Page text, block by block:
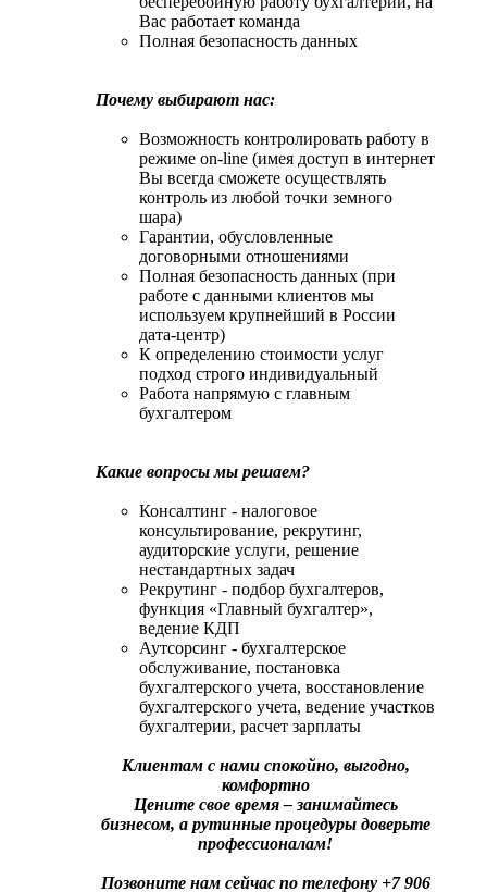
Вас работает команда
Полная безопасность данных
Почему выбирают нас:
Возможность контролировать работу в
режиме on-line (имея доступ в интернет
Вы всегда сможете осуществлять
контроль из любой точки земного
шара)
Гарантии, обусловленные
договорными отношениями
Полная безопасность данных (при
работе с данными клиентов мы
используем крупнейший в России
дата-центр)
К определению стоимости услуг
подход строго индивидуальный
Работа напрямую с главным
бухгалтером
Какие вопросы мы решаем?
Консалтинг - налоговое
консультирование, рекрутинг,
аудиторские услуги, решение
нестандартных задач
Рекрутинг - подбор бухгалтеров,
функция «Главный бухгалтер»,
ведение КДП
Аутсорсинг - бухгалтерское
обслуживание, постановка
бухгалтерского учета, восстановление
бухгалтерского учета, ведение участков
бухгалтерии, расчет зарплаты
Клиентам с нами спокойно, выгодно,
комфортно
Цените свое время – занимайтесь
бизнесом, а рутинные процедуры доверьте
профессионалам!
Позвоните нам сейчас по телефону +7 906